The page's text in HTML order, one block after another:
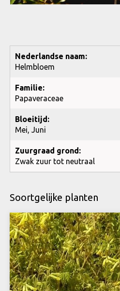
Nederlandse naam:
Helmbloem
Familie:
Papaveraceae
Bloeitijd:
Mei, Juni
Zuurgraad grond:
Zwak zuur tot neutraal
Soortgelijke planten